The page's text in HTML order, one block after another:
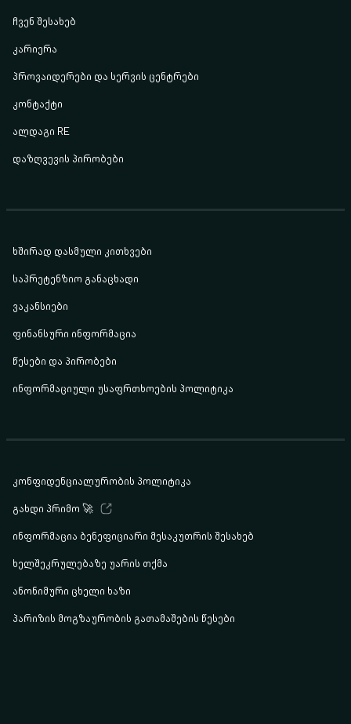
ჩვენ შესახებ
კარიერა
პროვაიდერები და სერვის ცენტრები
კონტაქტი
ალდაგი RE
დაზღვევის პირობები
ხშირად დასმული კითხვები
საპრეტენზიო განაცხადი
ვაკანსიები
ფინანსური ინფორმაცია
წესები და პირობები
ინფორმაციული უსაფრთხოების პოლიტიკა
კონფიდენციალურობის პოლიტიკა
გახდი პრიმო 🚀
ინფორმაცია ბენეფიციარი მესაკუთრის შესახებ
ხელშეკრულებაზე უარის თქმა
ანონიმური ცხელი ხაზი
პარიზის მოგზაურობის გათამაშების წესები